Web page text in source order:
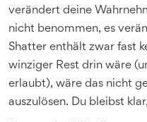
verändert deine
nicht benommen, es
Shatter enthält zwar fast
winziger Rest drin wäre
erlaubt), wäre das nicht
auszulösen. Du bleibst